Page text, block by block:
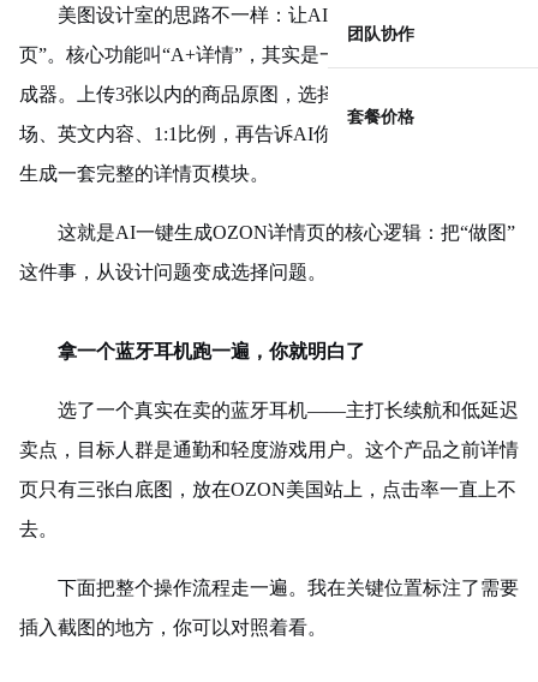
团队协作
套餐价格
美图设计室的思路不一样：让AI把“商品图”变成“销售
页”。 核心功能叫“A+详情”，其实是一个商品详情页的AI生
成器。上传3张以内的商品原图，选择OZON平台、美国市
场、英文内容、1:1比例，再告诉AI你的卖点——它会自动
生成一套完整的详情页模块。
这就是AI一键生成OZON详情页的核心逻辑：把“做图”
这件事，从设计问题变成选择问题。
拿一个蓝牙耳机跑一遍，你就明白了
选了一个真实在卖的蓝牙耳机——主打长续航和低延迟
卖点，目标人群是通勤和轻度游戏用户。这个产品之前详情
页只有三张白底图，放在OZON美国站上，点击率一直上不
去。
下面把整个操作流程走一遍。我在关键位置标注了需要
插入截图的地方，你可以对照着看。